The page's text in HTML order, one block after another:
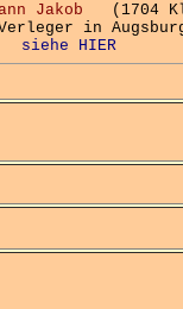
Jakob (1704
in
siehe HIER